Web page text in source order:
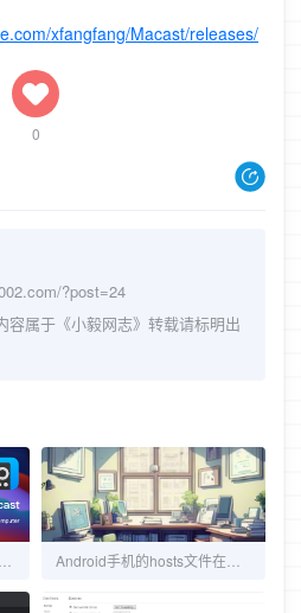
xfangfang/Macast/releases/
0
?post=24
容属于《小毅网志》转载请标明出
免费投屏软件 Macast，把你的电脑当电视用 Android手机的hosts文件在什么位置？